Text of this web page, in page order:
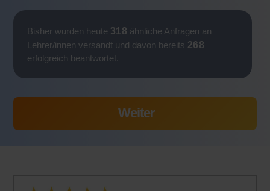
Bisher wurden heute 318 ähnliche Anfragen an
Lehrer/innen versandt und davon bereits 268
erfolgreich beantwortet.